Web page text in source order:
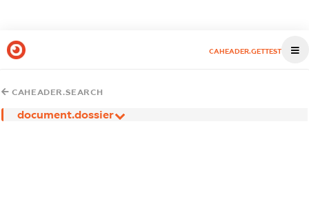
CAHEADER.GETTEST
CAHEADER.SEARCH
document.dossier